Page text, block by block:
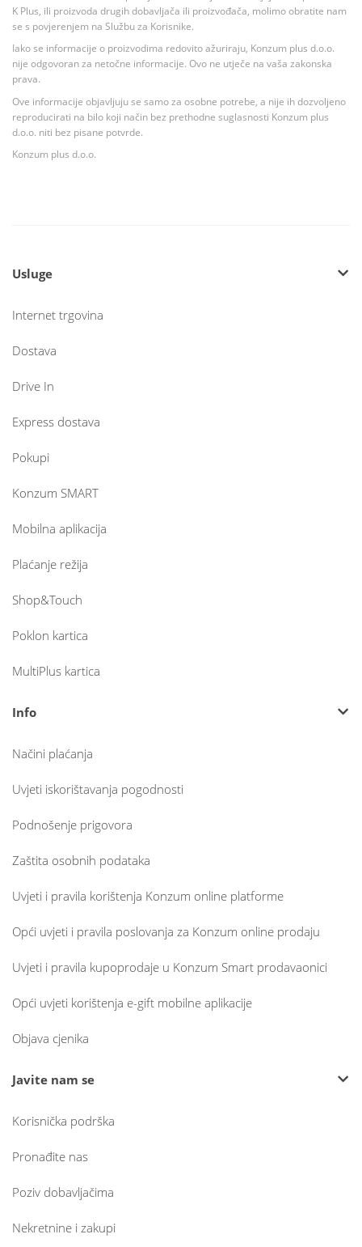
K Plus, ili proizvoda drugih dobavljača ili proizvođača, molimo obratite nam
se s povjerenjem na Službu za Korisnike.
Iako se informacije o proizvodima redovito ažuriraju, Konzum plus d.o.o.
nije odgovoran za netočne informacije. Ovo ne utječe na vaša zakonska
prava.
Ove informacije objavljuju se samo za osobne potrebe, a nije ih dozvoljeno
reproducirati na bilo koji način bez prethodne suglasnosti Konzum plus
d.o.o. niti bez pisane potvrde.
Konzum plus d.o.o.
Usluge
Internet trgovina
Dostava
Drive In
Express dostava
Pokupi
Konzum SMART
Mobilna aplikacija
Plaćanje režija
Shop&Touch
Poklon kartica
MultiPlus kartica
Info
Načini plaćanja
Uvjeti iskorištavanja pogodnosti
Podnošenje prigovora
Zaštita osobnih podataka
Uvjeti i pravila korištenja Konzum online platforme
Opći uvjeti i pravila poslovanja za Konzum online prodaju
Uvjeti i pravila kupoprodaje u Konzum Smart prodavaonici
Opći uvjeti korištenja e-gift mobilne aplikacije
Objava cjenika
Javite nam se
Korisnička podrška
Pronađite nas
Poziv dobavljačima
Nekretnine i zakupi